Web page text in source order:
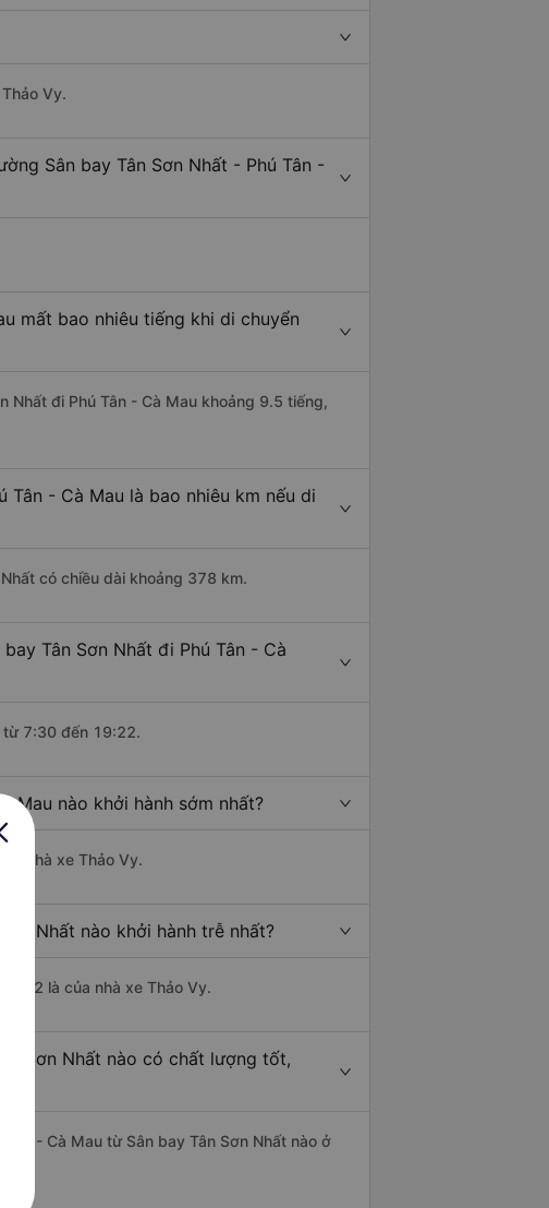
Vy.
Sân bay Tân Sơn Nhất - Phú Tân -
mất bao nhiêu tiếng khi di chuyển
Nhất đi Phú Tân - Cà Mau khoảng 9.5 tiếng,
Tân - Cà Mau là bao nhiêu km nếu di
có chiều dài khoảng 378 km.
Tân Sơn Nhất đi Phú Tân - Cà
từ 7:30 đến 19:22.
Mau nào khởi hành sớm nhất?
nhà xe Thảo Vy.
Nhất nào khởi hành trễ nhất?
là của nhà xe Thảo Vy.
Sơn Nhất nào có chất lượng tốt,
- Cà Mau từ Sân bay Tân Sơn Nhất nào ở